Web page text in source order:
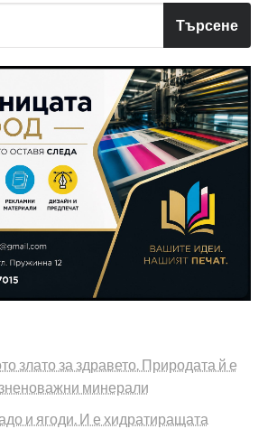
Търсене
злато за здравето. Природата й е
минерали
и ягоди. И е хидратиращата